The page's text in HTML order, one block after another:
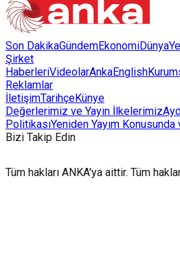
Son DakikaGündemEkonomiDünya
Şirket
HaberleriVideolarAnkaEnglish
Reklamlar
İletişimTarihçeKünye
Değerlerimiz ve Yayın İlkelerimiz
PolitikasıYeniden Yayım Konusunda
Bizi Takip Edin
Tüm hakları ANKA'ya aittir. Tüm